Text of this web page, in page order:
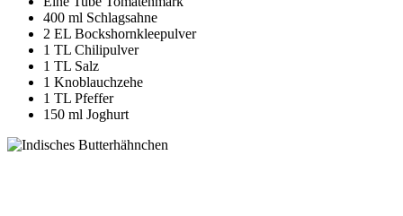
400 ml Schlagsahne
2 EL Bockshornkleepulver
1 TL Chilipulver
1 TL Salz
1 Knoblauchzehe
1 TL Pfeffer
150 ml Joghurt